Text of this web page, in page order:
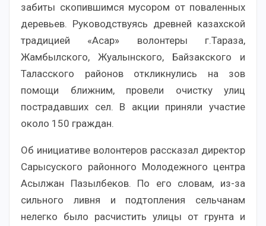
забиты скопившимся мусором от поваленных
деревьев. Руководствуясь древней казахской
традицией «Асар» волонтеры г.Тараза,
Жамбылского, Жуалынского, Байзакского и
Таласского районов откликнулись на зов
помощи ближним, провели очистку улиц
пострадавших сел. В акции приняли участие
около 150 граждан.
Об инициативе волонтеров рассказал директор
Сарысуского районного Молодежного центра
Асылжан Пазылбеков. По его словам, из-за
сильного ливня и подтопления сельчанам
нелегко было расчистить улицы от грунта и